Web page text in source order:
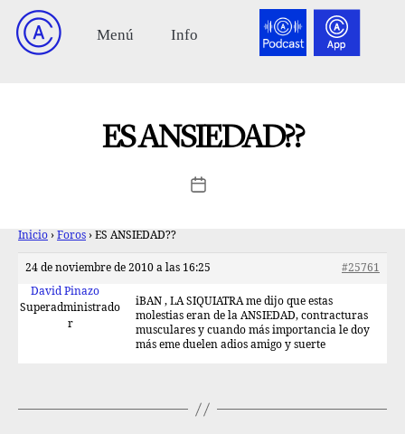
ES ANSIEDAD??
Inicio › Foros › ES ANSIEDAD??
24 de noviembre de 2010 a las 16:25
#25761
David Pinazo
Superadministrado
r
iBAN , LA SIQUIATRA me dijo que estas
molestias eran de la ANSIEDAD, contracturas
musculares y cuando más importancia le doy
más eme duelen adios amigo y suerte